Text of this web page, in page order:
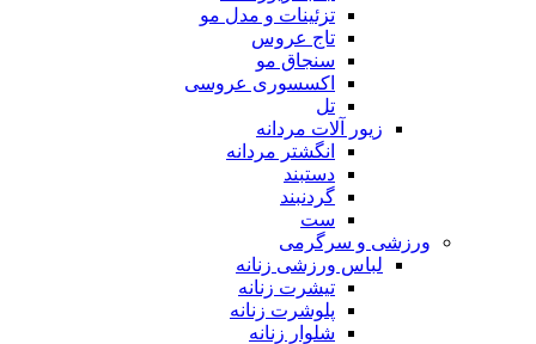
تزئینات و مدل مو
تاج عروس
سنجاق مو
اکسسوری عروسی
تل
زیور آلات مردانه
انگشتر مردانه
دستبند
گردنبند
ست
ورزشی و سرگرمی
لباس ورزشی زنانه
تیشرت زنانه
پلوشرت زنانه
شلوار زنانه